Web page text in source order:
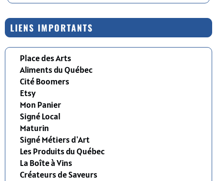
LIENS IMPORTANTS
Place des Arts
Aliments du Québec
Cité Boomers
Etsy
Mon Panier
Signé Local
Maturin
Signé Métiers d'Art
Les Produits du Québec
La Boîte à Vins
Créateurs de Saveurs